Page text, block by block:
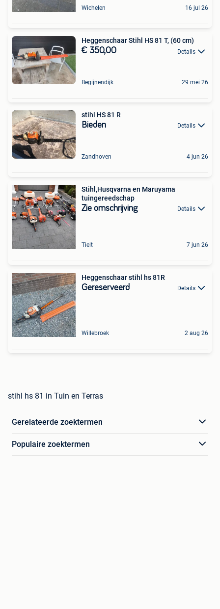
Wichelen 16 jul 26
Heggenschaar Stihl HS 81 T, (60 cm)
€ 350,00 Details
Begijnendijk 29 mei 26
stihl HS 81 R
Bieden Details
Zandhoven 4 jun 26
Stihl,Husqvarna en Maruyama
tuingereedschap
Zie omschrijving Details
Tielt 7 jun 26
Heggenschaar stihl hs 81R
Gereserveerd Details
Willebroek 2 aug 26
stihl hs 81 in Tuin en Terras
Gerelateerde zoektermen
Populaire zoektermen